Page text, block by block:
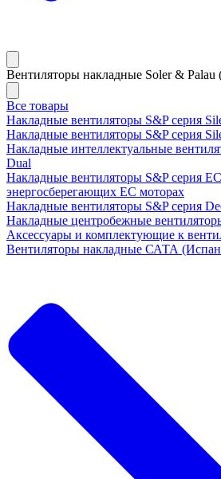
Вентиляторы накладные Soler &
Все товары
Накладные вентиляторы S&P серия
Накладные вентиляторы S&P серия
Накладные интеллектуальные
Dual
Накладные вентиляторы S&P серия
энергосберегающих ЕС моторах
Накладные вентиляторы S&P серия
Накладные центробежные
Аксессуары и комплектующие к
Вентиляторы накладные САТА